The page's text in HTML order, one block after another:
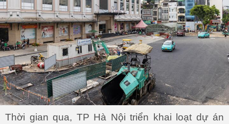
Thời gian qua, TP Hà Nội triển khai loạt dự án